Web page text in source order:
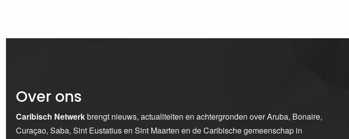
Over ons
Caribisch Netwerkbrengt nieuws, actualiteiten en achtergronden over Aruba, Bonaire,
Curaçao, Saba, Sint Eustatius en Sint Maarten en de Caribische gemeenschap in